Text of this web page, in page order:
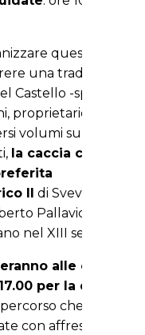
questo
una tradizione
Castello -spiega
proprietario del
volumi sulla
la caccia con il
II
di Svevia,
Pallavicino il
nel XIII secolo.
alle ore
per la durata
che
con affreschi,